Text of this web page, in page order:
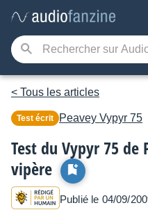
< Tous les articles
Test écrit Peavey Vypyr 75
Test du Vypyr 75 de
vipère
Publié le 04/09/